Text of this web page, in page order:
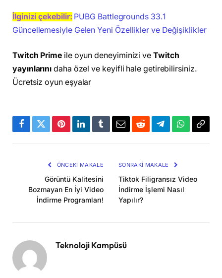
İlginizi çekebilir: PUBG Battlegrounds 33.1
Güncellemesiyle Gelen Yeni Özellikler ve Değişiklikler
Twitch Prime ile oyun deneyiminizi ve Twitch
yayınlarını daha özel ve keyifli hale getirebilirsiniz.
Ücretsiz oyun eşyalar
Facebook
TwitterPinterestLinkedInTumblrEmailRedditTelegramWhatsApp
ÖNCEKI MAKALE
Görüntü Kalitesini
Bozmayan En İyi Video
İndirme Programları!
SONRAKI MAKALE
Tiktok Filigransız Video
İndirme İşlemi Nasıl
Yapılır?
Teknoloji Kampüsü